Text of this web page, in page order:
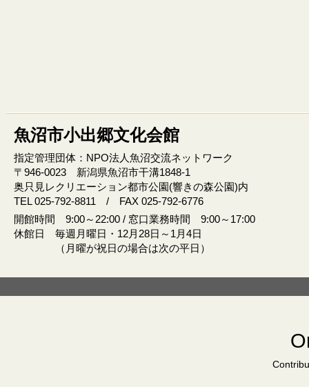
魚沼市小出郷文化会館
指定管理団体：NPO法人魚沼交流ネットワーク
〒946‐0023 新潟県魚沼市干溝1848‐1
奥只見レクリエーション都市公園(響きの森公園)内
TEL 025-792-8811 / FAX 025-792-6776
開館時間 9:00～22:00 / 窓口業務時間 9:00～17:00
休館日 毎週月曜日・12月28日～1月4日
（月曜が祝日の場合は次の平日）